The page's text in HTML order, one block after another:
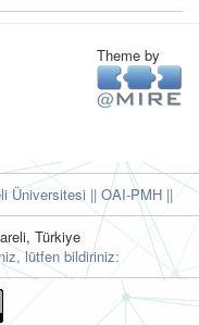
Theme by
Üniversitesi || OAI-PMH ||
Türkiye
lütfen bildiriniz: